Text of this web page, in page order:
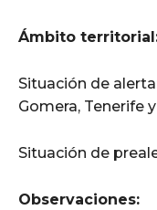
Ámbito
Situación de
Gomera, Tenerife
Situación de
Observaciones: